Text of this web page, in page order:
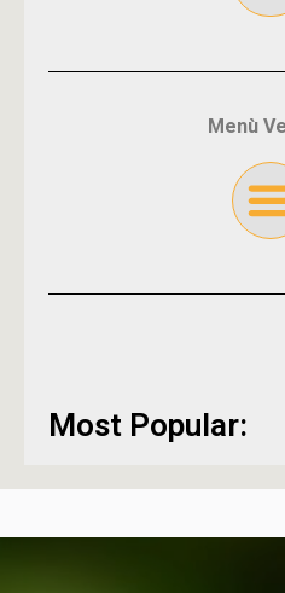
Menù
Most Popular: